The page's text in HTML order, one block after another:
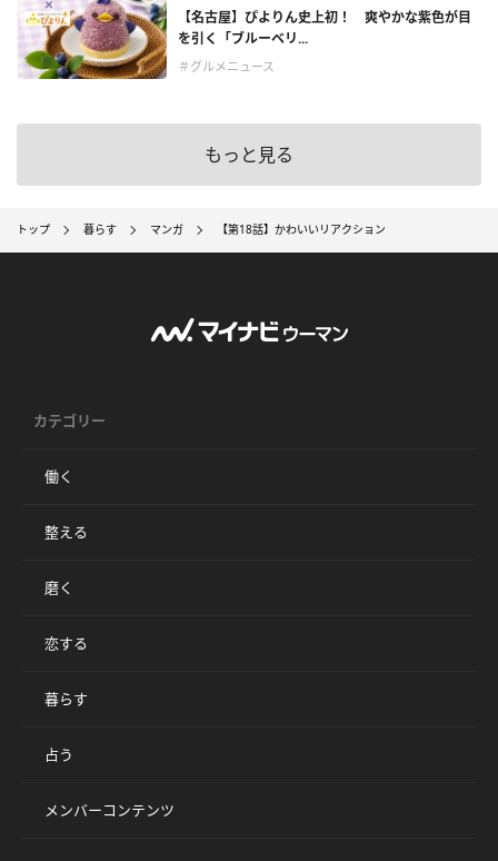
【名古屋】ぴよりん史上初！ 爽やかな紫色が目
を引く「ブルーベリ...
＃グルメニュース
もっと見る
トップ 暮らす マンガ 【第18話】かわいいリアクション
カテゴリー
働く
整える
磨く
恋する
暮らす
占う
メンバーコンテンツ